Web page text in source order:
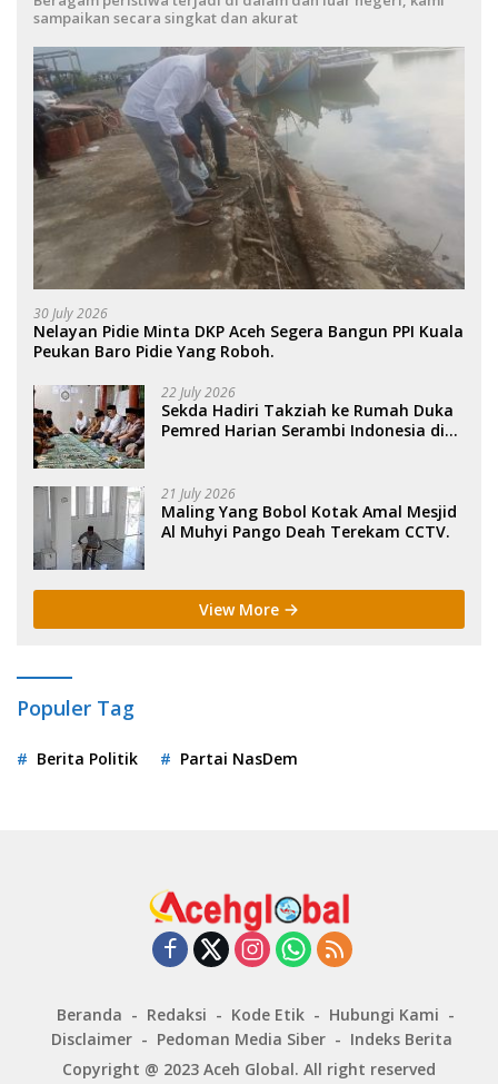
sampaikan secara singkat dan akurat
30 July 2026
Nelayan Pidie Minta DKP Aceh Segera Bangun PPI Kuala
Peukan Baro Pidie Yang Roboh.
22 July 2026
Sekda Hadiri Takziah ke Rumah Duka
Pemred Harian Serambi Indonesia di
21 July 2026
Maling Yang Bobol Kotak Amal Mesjid
Al Muhyi Pango Deah Terekam CCTV.
View More
Populer Tag
Berita Politik Partai NasDem
Beranda Redaksi Kode Etik
Hubungi Kami
Disclaimer
Pedoman Media Siber
Indeks Berita
Copyright @ 2023 Aceh Global. All right reserved